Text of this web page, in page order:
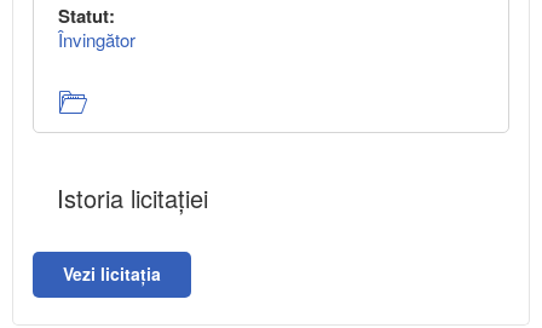
Statut:
Învingător
Istoria licitației
Vezi licitația